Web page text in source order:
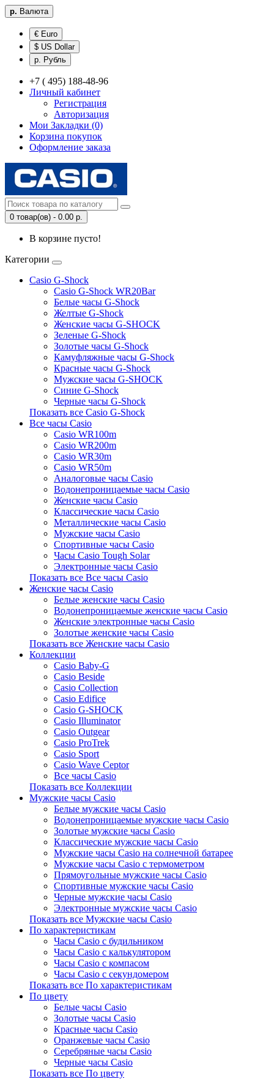
р. Валюта
€ Euro
$ US Dollar
р. Рубль
+7 ( 495) 188-48-96
Личный кабинет
Регистрация
Авторизация
Мои Закладки (0)
Корзина покупок
Оформление заказа
0 товар(ов) - 0.00 р.
В корзине пусто!
Категории
Casio G-Shock
Casio G-Shock WR20Bar
Белые часы G-Shock
Желтые G-Shock
Женские часы G-SHOCK
Зеленые G-Shock
Золотые часы G-Shock
Камуфляжные часы G-Shock
Красные часы G-Shock
Мужские часы G-SHOCK
Синие G-Shock
Черные часы G-Shock
Показать все Casio G-Shock
Все часы Casio
Casio WR100m
Casio WR200m
Casio WR30m
Casio WR50m
Аналоговые часы Casio
Водонепроницаемые часы Casio
Женские часы Casio
Классические часы Casio
Металлические часы Casio
Мужские часы Casio
Спортивные часы Casio
Часы Casio Tough Solar
Электронные часы Casio
Показать все Все часы Casio
Женские часы Casio
Белые женские часы Casio
Водонепроницаемые женские часы Casio
Женские электронные часы Casio
Золотые женские часы Casio
Показать все Женские часы Casio
Коллекции
Casio Baby-G
Casio Beside
Casio Collection
Casio Edifice
Casio G-SHOCK
Casio Illuminator
Casio Outgear
Casio ProTrek
Casio Sport
Casio Wave Ceptor
Все часы Casio
Показать все Коллекции
Мужские часы Casio
Белые мужские часы Casio
Водонепроницаемые мужские часы Casio
Золотые мужские часы Casio
Классические мужские часы Casio
Мужские часы Casio на солнечной батарее
Мужские часы Casio с термометром
Прямоугольные мужские часы Casio
Спортивные мужские часы Casio
Черные мужские часы Casio
Электронные мужские часы Casio
Показать все Мужские часы Casio
По характеристикам
Часы Casio с будильником
Часы Casio с калькулятором
Часы Casio с компасом
Часы Casio с секундомером
Показать все По характеристикам
По цвету
Белые часы Casio
Золотые часы Casio
Красные часы Casio
Оранжевые часы Casio
Серебряные часы Casio
Черные часы Casio
Показать все По цвету